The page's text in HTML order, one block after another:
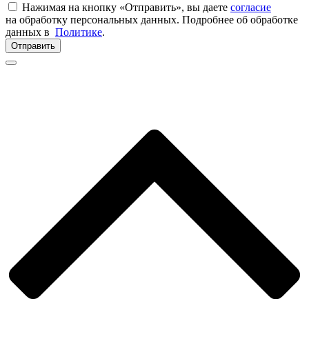
Нажимая на кнопку «Отправить», вы даете согласие
на обработку персональных данных. Подробнее об обработке
данных в Политике.
Отправить